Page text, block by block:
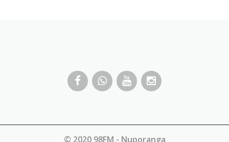
© 2020 98FM - Nuporanga